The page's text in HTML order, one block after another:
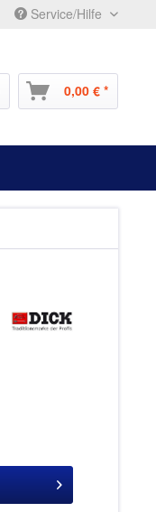
Service/Hilfe
0,00 € *